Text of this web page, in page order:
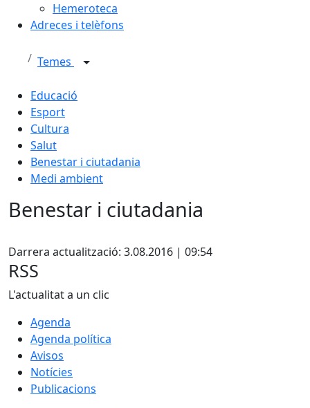
Hemeroteca
Adreces i telèfons
Temes
Educació
Esport
Cultura
Salut
Benestar i ciutadania
Medi ambient
Benestar i ciutadania
Darrera actualització: 3.08.2016 | 09:54
RSS
L'actualitat a un clic
Agenda
Agenda política
Avisos
Notícies
Publicacions